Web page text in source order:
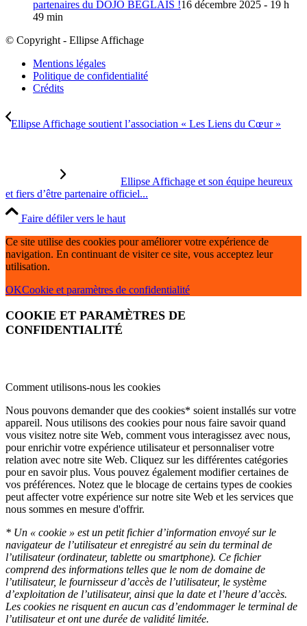
partenaires du DOJO BEGLAIS !16 décembre 2025 - 19 h
49 min
© Copyright - Ellipse Affichage
Mentions légales
Politique de confidentialité
Crédits
Ellipse Affichage soutient l’association « Les Liens du Cœur »
Ellipse Affichage et son équipe heureux
et fiers d’être partenaire officiel...
Faire défiler vers le haut
Ce site utilise des cookies pour améliorer votre expérience de
navigation. En continuant de visiter ce site, vous acceptez leur
utilisation.
OKCookie et paramètres de confidentialité
COOKIE ET PARAMÈTRES DE
CONFIDENTIALITÉ
Comment utilisons-nous les cookies
Nous pouvons demander que des cookies* soient installés sur votre
appareil. Nous utilisons des cookies pour nous faire savoir quand
vous visitez notre site Web, comment vous interagissez avec nous,
pour enrichir votre expérience utilisateur et personnaliser votre
relation avec notre site Web. Cliquez sur les différentes catégories
pour en savoir plus. Vous pouvez également modifier certaines de
vos préférences. Notez que le blocage de certains types de cookies
peut affecter votre expérience sur notre site Web et les services que
nous sommes en mesure d'offrir.
* Un « cookie » est un petit fichier d’information envoyé sur le
navigateur de l’utilisateur et enregistré au sein du terminal de
l’utilisateur (ordinateur, tablette ou smartphone). Ce fichier
comprend des informations telles que le nom de domaine de
l’utilisateur, le fournisseur d’accès de l’utilisateur, le système
d’exploitation de l’utilisateur, ainsi que la date et l’heure d’accès.
Les cookies ne risquent en aucun cas d’endommager le terminal de
l’utilisateur et ont une durée de validité limitée.